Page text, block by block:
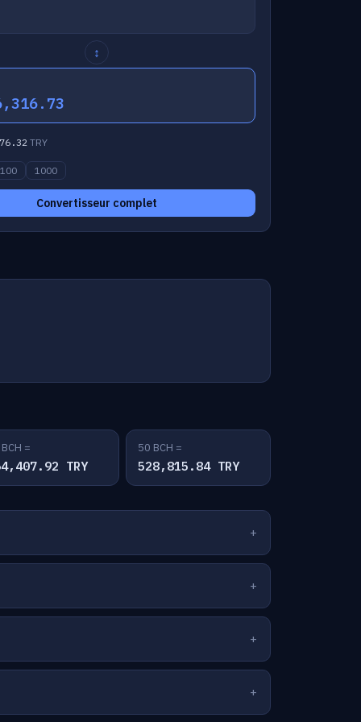
↕
TRY
100 1000
Convertisseur complet
=
TRY
50 BCH =
528,815.84 TRY